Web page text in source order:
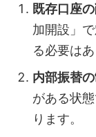
既存口座
加開設」
る必要はあ
内部振替
がある状
ります。